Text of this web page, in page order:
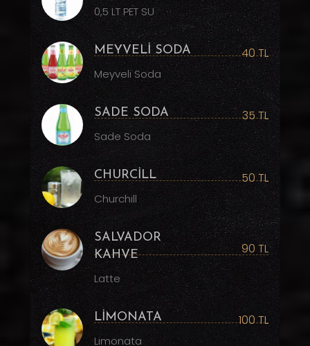
0,5 LT PET SU
MEYVELİ SODA 40 TL
Meyveli Soda
SADE SODA 35 TL
Sade Soda
CHURCİLL 50 TL
Churchill
SALVADOR
KAHVE
90 TL
Latte
LİMONATA 100 TL
Limonata